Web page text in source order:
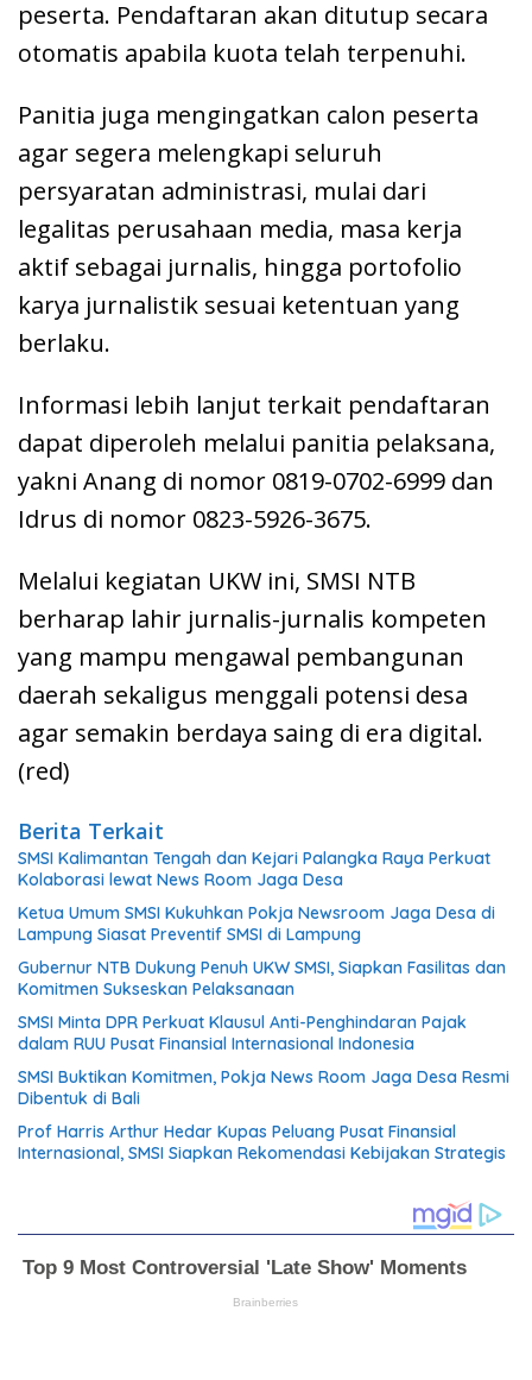
peserta. Pendaftaran akan ditutup secara
otomatis apabila kuota telah terpenuhi.
Panitia juga mengingatkan calon peserta
agar segera melengkapi seluruh
persyaratan administrasi, mulai dari
legalitas perusahaan media, masa kerja
aktif sebagai jurnalis, hingga portofolio
karya jurnalistik sesuai ketentuan yang
berlaku.
Informasi lebih lanjut terkait pendaftaran
dapat diperoleh melalui panitia pelaksana,
yakni Anang di nomor 0819-0702-6999 dan
Idrus di nomor 0823-5926-3675.
Melalui kegiatan UKW ini, SMSI NTB
berharap lahir jurnalis-jurnalis kompeten
yang mampu mengawal pembangunan
daerah sekaligus menggali potensi desa
agar semakin berdaya saing di era digital.
(red)
Berita Terkait
SMSI Kalimantan Tengah dan Kejari Palangka Raya Perkuat
Kolaborasi lewat News Room Jaga Desa
Ketua Umum SMSI Kukuhkan Pokja Newsroom Jaga Desa di
Lampung Siasat Preventif SMSI di Lampung
Gubernur NTB Dukung Penuh UKW SMSI, Siapkan Fasilitas dan
Komitmen Sukseskan Pelaksanaan
SMSI Minta DPR Perkuat Klausul Anti-Penghindaran Pajak
dalam RUU Pusat Finansial Internasional Indonesia
SMSI Buktikan Komitmen, Pokja News Room Jaga Desa Resmi
Dibentuk di Bali
Prof Harris Arthur Hedar Kupas Peluang Pusat Finansial
Internasional, SMSI Siapkan Rekomendasi Kebijakan Strategis